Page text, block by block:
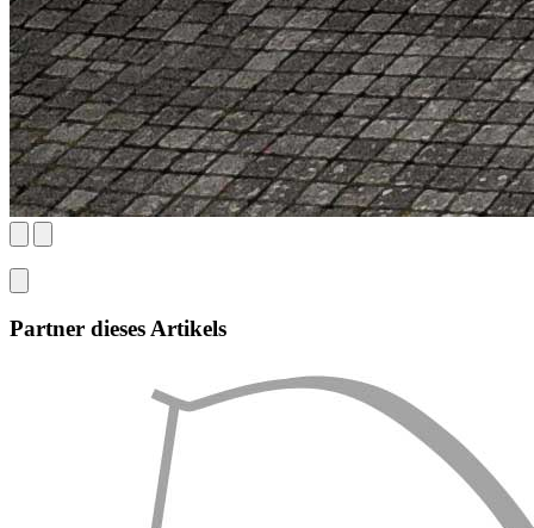
Partner dieses Artikels